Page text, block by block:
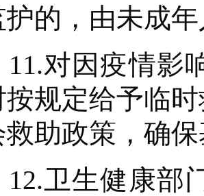
护的，由未成
对因疫情影响
按规定给予临
救助政策，确
卫生健康部门